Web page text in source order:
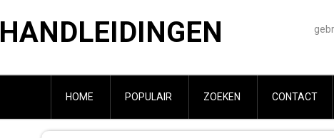
HANDLEIDINGEN
HOME POPULAIR ZOEKEN CONTACT